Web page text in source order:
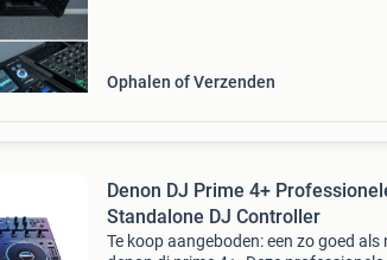
Ophalen of Verzenden
Denon DJ Prime 4+
Standalone DJ Controller
Te koop aangeboden: een zo goed als